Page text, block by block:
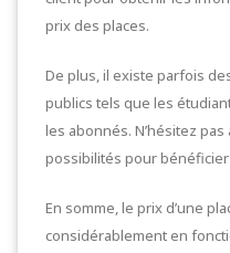
prix des places.
De plus, il existe parfois
publics tels que les
les abonnés. N’hésitez
possibilités pour bénéficier
En somme, le prix d’une
considérablement en